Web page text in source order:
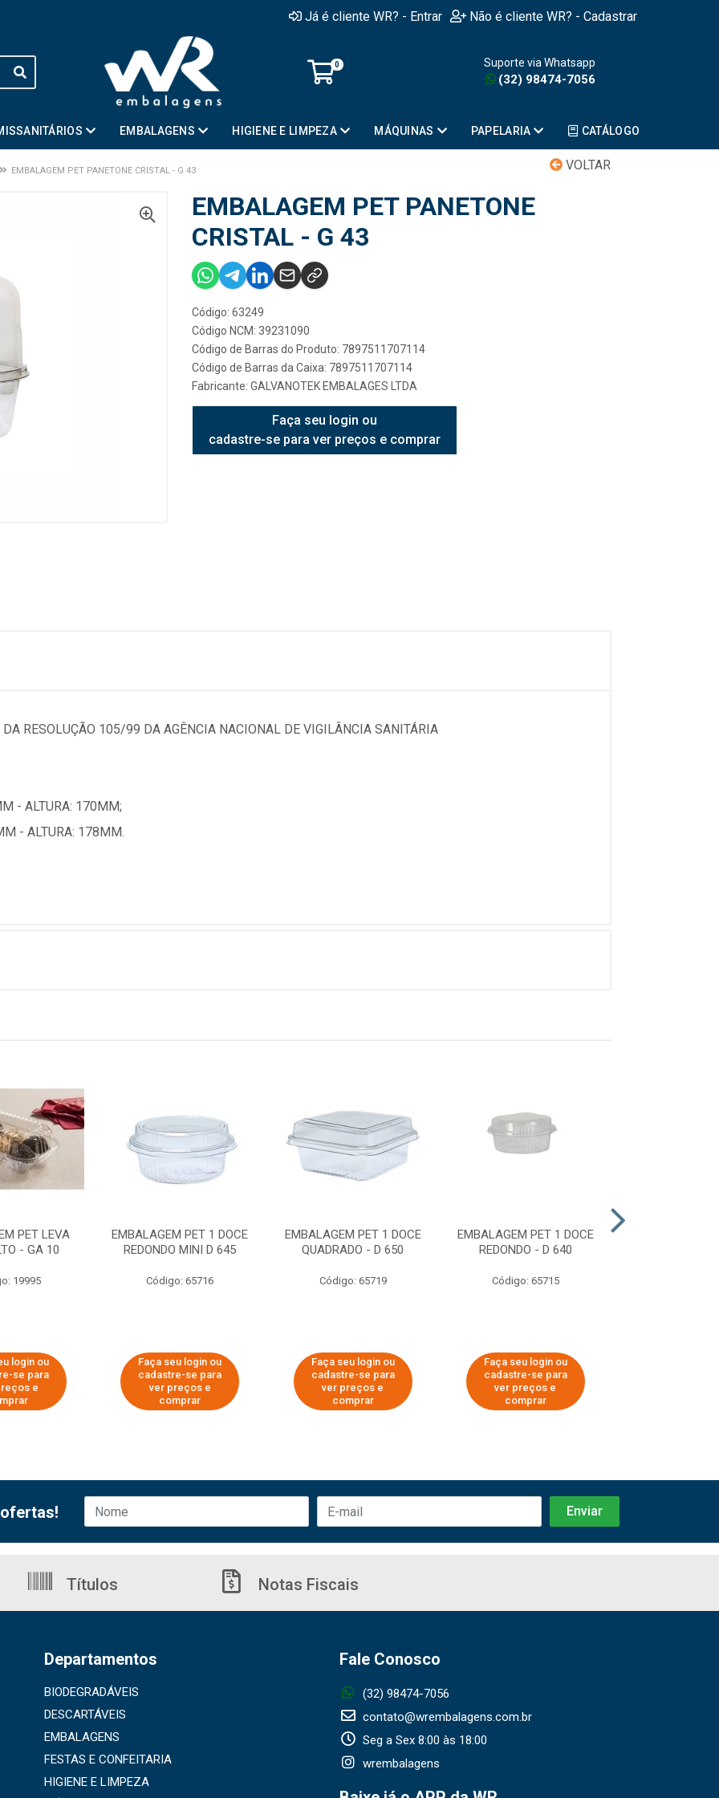
Já é cliente WR? - Entrar Não é cliente WR? - Cadastrar
0 Suporte via Whatsapp
(32) 98474-7056
EMBALAGENS HIGIENE E LIMPEZA MÁQUINAS PAPELARIA CATÁLOGO
VOLTAR
EMBALAGEM PET PANETONE CRISTAL - G 43
EMBALAGEM PET PANETONE
CRISTAL - G 43
Código: 63249
Código NCM: 39231090
Código de Barras do Produto: 7897511707114
Código de Barras da Caixa: 7897511707114
Fabricante: GALVANOTEK EMBALAGES LTDA
Faça seu login ou
cadastre-se para ver preços e comprar
RESOLUÇÃO 105/99 DA AGÊNCIA NACIONAL DE VIGILÂNCIA SANITÁRIA
- ALTURA: 170MM;
- ALTURA: 178MM.
PET LEVA
- GA 10
19995
login ou
se para
e
EMBALAGEM PET 1 DOCE
REDONDO MINI D 645
Código: 65716
Faça seu login ou
cadastre-se para
ver preços e
comprar
EMBALAGEM PET 1 DOCE
QUADRADO - D 650
Código: 65719
Faça seu login ou
cadastre-se para
ver preços e
comprar
EMBALAGEM PET 1 DOCE
REDONDO - D 640
Código: 65715
Faça seu login ou
cadastre-se para
ver preços e
comprar
Títulos Notas Fiscais
Departamentos
BIODEGRADÁVEIS
DESCARTÁVEIS
EMBALAGENS
FESTAS E CONFEITARIA
HIGIENE E LIMPEZA
Fale Conosco
(32) 98474-7056
contato@wrembalagens.com.br
Seg a Sex 8:00 às 18:00
wrembalagens